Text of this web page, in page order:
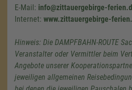
E-Mail: info@zittauergebirge-
Internet: www.zittauergebirge-
Hinweis: Die DAMPFBAHN-ROUTE
Veranstalter oder Vermittler beim
Angebote unserer
jeweiligen allgemeinen